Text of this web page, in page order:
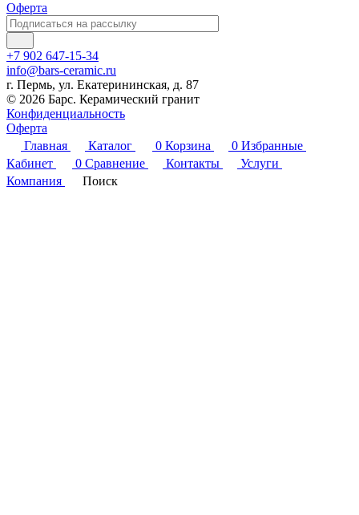
Оферта
+7 902 647-15-34
info@bars-ceramic.ru
г. Пермь, ул. Екатерининская, д. 87
© 2026 Барс. Керамический гранит
Конфиденциальность
Оферта
Главная
Каталог 0 Корзина 0 Избранные
Кабинет
0 Сравнение Контакты
Услуги
Компания
Поиск